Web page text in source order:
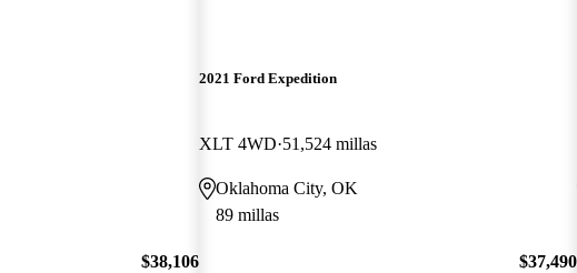
$38,106
2021 Ford Expedition
XLT 4WD 51,524 millas
Oklahoma City, OK
89 millas
$37,490